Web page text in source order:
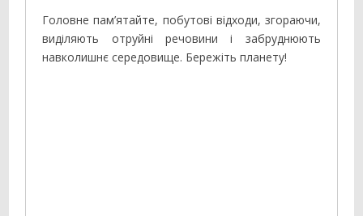
Головне пам’ятайте, побутові відходи, згораючи,
виділяють отруйні речовини і забруднюють
навколишнє середовище. Бережіть планету!